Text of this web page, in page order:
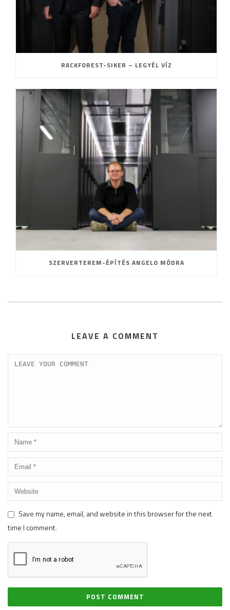
RACKFOREST-SIKER – LEGYÉL VÍZ
SZERVERTEREM-ÉPÍTÉS ANGELO MÓDRA
LEAVE A COMMENT
Save my name, email, and website in this browser for the next
time I comment.